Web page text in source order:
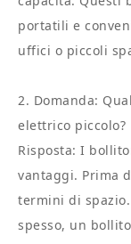
portatili e
uffici o piccoli
2. Domanda:
elettrico piccolo?
Risposta: I
vantaggi. Prima
termini di
spesso, un